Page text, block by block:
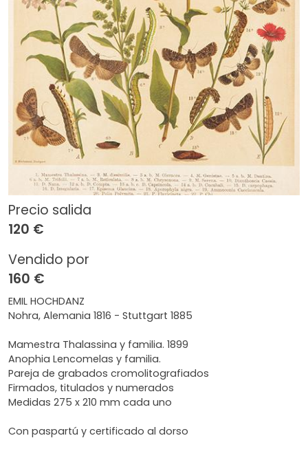
Precio salida
120 €
Vendido por
160 €
EMIL HOCHDANZ
Nohra, Alemania 1816 - Stuttgart 1885
Mamestra Thalassina y familia. 1899
Anophia Lencomelas y familia.
Pareja de grabados cromolitografiados
Firmados, titulados y numerados
Medidas 275 x 210 mm cada uno
Con paspartú y certificado al dorso